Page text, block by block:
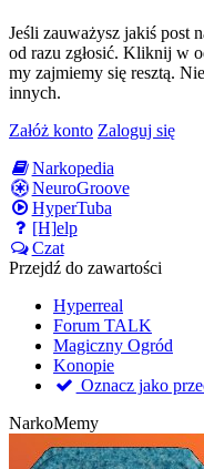
Jeśli zauważysz jakiś post
od razu zgłosić. Kliknij w
my zajmiemy się resztą.
innych.
Załóż konto Zaloguj się
Narkopedia
NeuroGroove
HyperTuba
[H]elp
Czat
Przejdź do zawartości
Hyperreal
Forum TALK
Magiczny Ogród
Konopie
Oznacz jako
NarkoMemy